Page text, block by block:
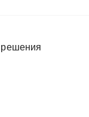
решения